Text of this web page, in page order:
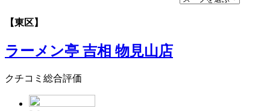
【東区】
ラーメン亭 吉相 物見山店
クチコミ総合評価